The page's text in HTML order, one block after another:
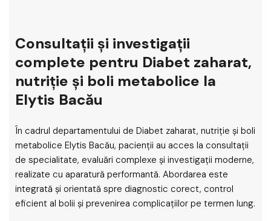
Consultații și investigații
complete pentru Diabet zaharat,
nutriție și boli metabolice la
Elytis Bacău
În cadrul departamentului de Diabet zaharat, nutriție și boli
metabolice Elytis Bacău, pacienții au acces la consultații
de specialitate, evaluări complexe și investigații moderne,
realizate cu aparatură performantă. Abordarea este
integrată și orientată spre diagnostic corect, control
eficient al bolii și prevenirea complicațiilor pe termen lung.